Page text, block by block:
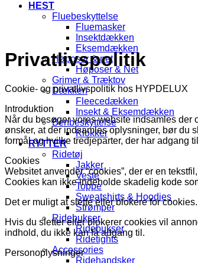
HEST
Fluebeskyttelse
Fluemasker
Insektdækken
Eksemdækken
Høposer & net
Høposer & Net
Grimer & Træktov
Dækken
Fleecedækken
Insekt & Eksemdækken
Benbeskyttelse
Klokker
RYTTER
Ridetøj
Jakker
Veste
Toppe
Sweatshirts & Hoodies
Strømper
Ridebukser
Ridebukser
Ridetights
Accessories
Ridehandsker
Privatlivspolitik
Cookie- og privatlivspolitik hos HYPDELUX
Introduktion
Når du besøger vores website indsamles
ønsker, at der indsamles oplysninger, bør du
formål og hvilke tredjeparter, der har adgang
Cookies
Websitet anvender “cookies”, der er en
Cookies kan ikke indeholde skadelig kode
Det er muligt at slette eller blokere for
Hvis du sletter eller blokerer cookies vil
indhold, du ikke kan få adgang til.
Personoplysninger